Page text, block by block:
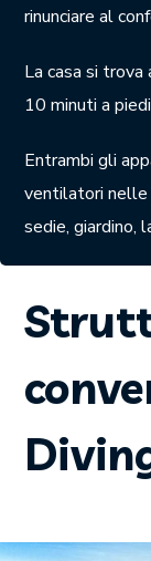
rinunciare al
La casa si
10 minuti a
Entrambi gli
ventilatori nelle
sedie, giardino,